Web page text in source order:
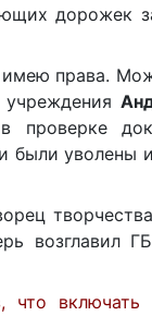
дорожек
права.
учреждения
были уволены
возглавил
включать